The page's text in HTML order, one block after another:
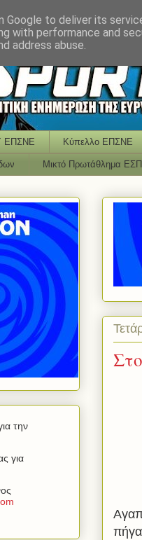
ΕΠΣΝΕ Κύπελλο ΕΠΣΝΕ
Μικτό Πρωτάθλημα
την
για
Google to deliver its
with performance and
address abuse.